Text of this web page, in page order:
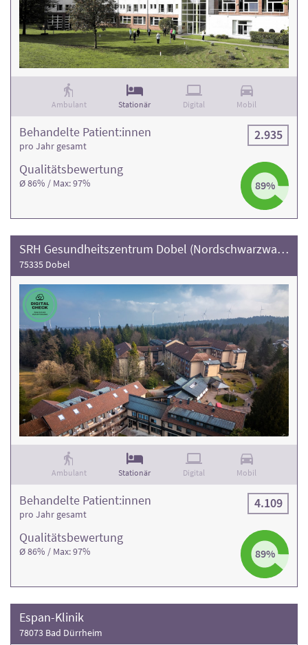
Ambulant Stationär Digital Mobil
Qualitäts­bewertung
Ø 86% / Max: 97% 89%
Behandelte Patient:innen
pro Jahr gesamt
2.935
SRH Gesundheitszentrum Dobel (Nordschwarzwald)
75335 Dobel
Ambulant Stationär Digital Mobil
Qualitäts­bewertung
Ø 86% / Max: 97% 89%
Behandelte Patient:innen
pro Jahr gesamt
4.109
Espan-Klinik
78073 Bad Dürrheim